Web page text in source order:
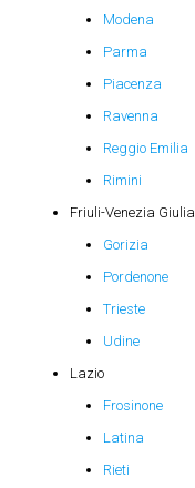
Modena
Parma
Piacenza
Ravenna
Reggio Emilia
Rimini
Friuli-Venezia Giulia
Gorizia
Pordenone
Trieste
Udine
Lazio
Frosinone
Latina
Rieti